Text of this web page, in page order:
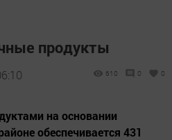
продукты
610 0 0
на основании
обеспечивается 431